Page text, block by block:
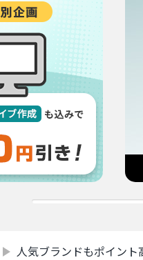
人気ブランドもポイント